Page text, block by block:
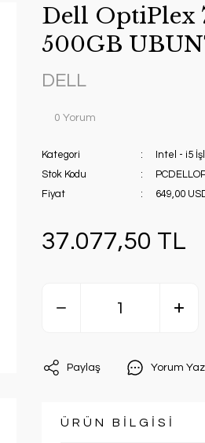
Dell OptiPlex
500GB
DELL
0 Yorum
Kategori
Intel - i5
Stok Kodu
Fiyat
649,00
37.077,50 TL
Paylaş Yorum Yaz
ÜRÜN BİLGİSİ